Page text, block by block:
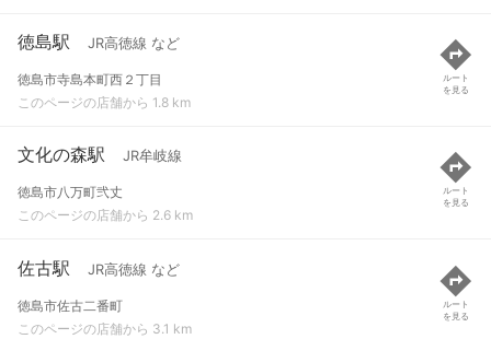
徳島駅 JR高徳線 など
徳島市寺島本町西２丁目
このページの店舗から 1.8 km
ルート
を見る
文化の森駅 JR牟岐線
徳島市八万町弐丈
このページの店舗から 2.6 km
ルート
を見る
佐古駅 JR高徳線 など
徳島市佐古二番町
このページの店舗から 3.1 km
ルート
を見る